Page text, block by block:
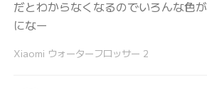
だとわからなくなるのでいろんな色
になー
Xiaomi ウォーターフロッサー 2